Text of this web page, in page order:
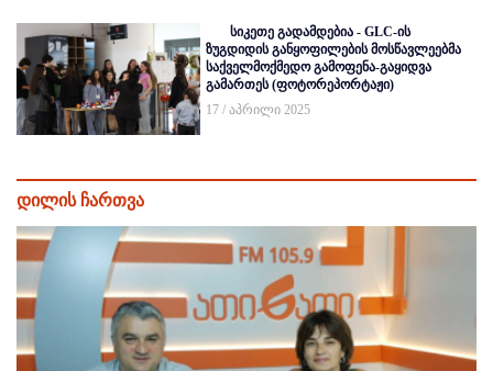
სიკეთე გადამდებია - GLC-ის
ზუგდიდის განყოფილების მოსწავლეებმა
საქველმოქმედო გამოფენა-გაყიდვა
გამართეს (ფოტორეპორტაჟი)
17 / აპრილი 2025
დილის ჩართვა